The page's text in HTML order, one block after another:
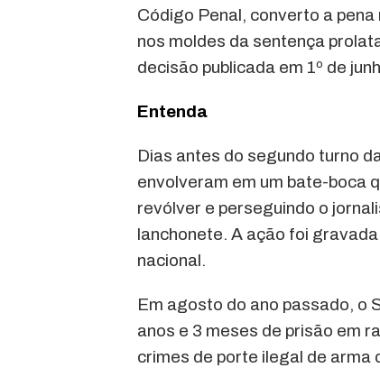
Código Penal, converto a
nos moldes da sentença
decisão publicada em 1º de
Entenda
Dias antes do segundo turno
envolveram em um bate-boca
revólver e perseguindo o
lanchonete. A ação foi
nacional.
Em agosto do ano passado, o
anos e 3 meses de prisão em
crimes de porte ilegal de